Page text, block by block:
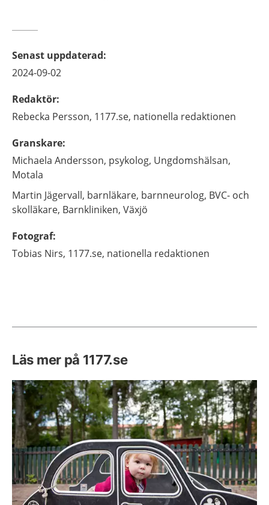
Senast uppdaterad:
2024-09-02
Redaktör:
Rebecka Persson, 1177.se, nationella redaktionen
Granskare:
Michaela Andersson, psykolog, Ungdomshälsan,
Motala
Martin Jägervall, barnläkare, barnneurolog, BVC- och
skolläkare, Barnkliniken, Växjö
Fotograf:
Tobias Nirs, 1177.se, nationella redaktionen
Läs mer på 1177.se